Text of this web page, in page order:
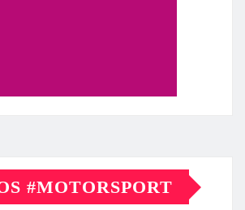
#MOTORSPORT